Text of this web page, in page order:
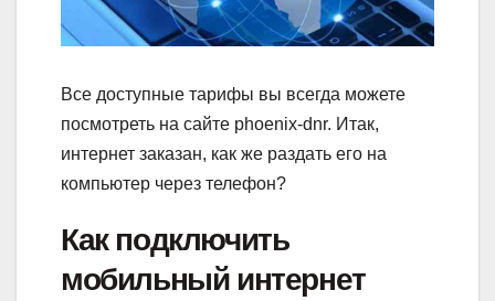
Все доступные тарифы вы всегда можете
посмотреть на сайте phoenix-dnr. Итак,
интернет заказан, как же раздать его на
компьютер через телефон?
Как подключить
мобильный интернет